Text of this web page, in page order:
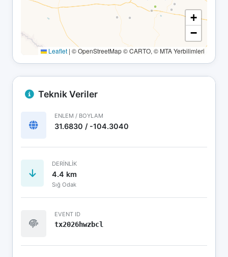
+
−
Leaflet | © OpenStreetMap © CARTO, © MTA Yerbilimleri
Teknik Veriler
ENLEM / BOYLAM
31.6830 / -104.3040
DERINLIK
4.4 km
Sığ Odak
EVENT ID
tx2026hwzbcl